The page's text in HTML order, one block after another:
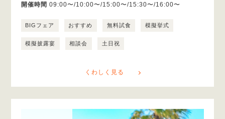
開催時間 09:00〜/10:00〜/15:00〜/15:30〜/16:00〜
BIGフェア おすすめ 無料試食 模擬挙式
模擬披露宴 相談会 土日祝
くわしく見る